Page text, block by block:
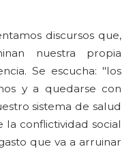
discursos que,
nuestra propia
Se escucha: "los
y a quedarse con
sistema de salud
la conflictividad social
que va a arruinar